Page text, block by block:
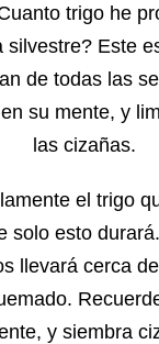
trigo he
silvestre? Este
de todas las
su mente, y
las cizañas.
el trigo
solo esto
llevará cerca
y siembra